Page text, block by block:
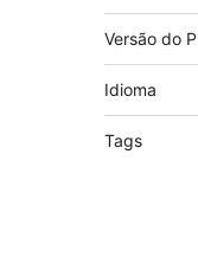
Versão do
Idioma
Tags